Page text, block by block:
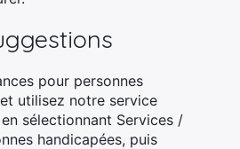
pour personnes
utilisez notre service
sélectionnant Services /
handicapées, puis